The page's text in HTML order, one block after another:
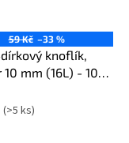
59 Kč –33 %
knoflík,
mm (16L) - 100
(>5 ks)